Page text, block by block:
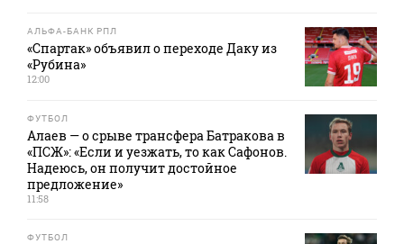
АЛЬФА-БАНК РПЛ
«Спартак» объявил о переходе Даку из
«Рубина»
12:00
ФУТБОЛ
Алаев — о срыве трансфера Батракова в
«ПСЖ»: «Если и уезжать, то как Сафонов.
Надеюсь, он получит достойное
предложение»
11:58
ФУТБОЛ